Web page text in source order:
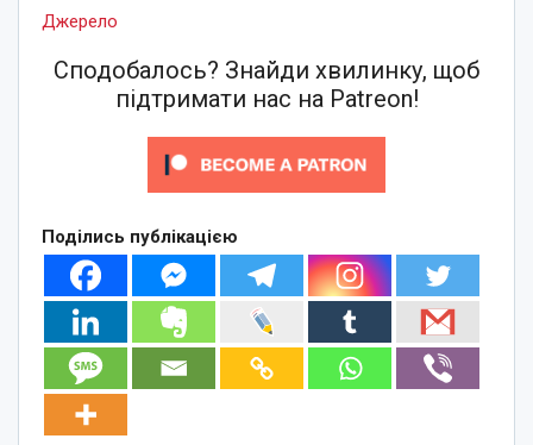
Джерело
Сподобалось? Знайди хвилинку, щоб
підтримати нас на Patreon!
Поділись публікацією